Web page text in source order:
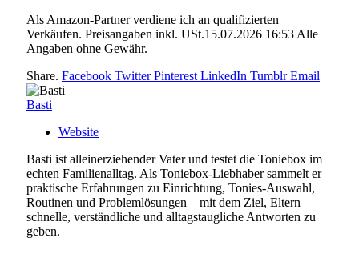
Als Amazon-Partner verdiene ich an qualifizierten
Verkäufen. Preisangaben inkl. USt.15.07.2026 16:53 Alle
Angaben ohne Gewähr.
Share. Facebook Twitter Pinterest LinkedIn Tumblr Email
Basti
Website
Basti ist alleinerziehender Vater und testet die Toniebox im
echten Familienalltag. Als Toniebox-Liebhaber sammelt er
praktische Erfahrungen zu Einrichtung, Tonies-Auswahl,
Routinen und Problemlösungen – mit dem Ziel, Eltern
schnelle, verständliche und alltagstaugliche Antworten zu
geben.